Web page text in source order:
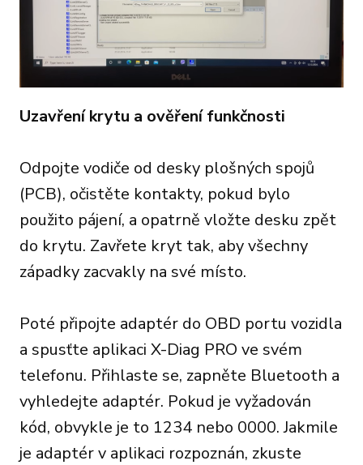
Uzavření krytu a ověření funkčnosti
Odpojte vodiče od desky plošných spojů
(PCB), očistěte kontakty, pokud bylo
použito pájení, a opatrně vložte desku zpět
do krytu. Zavřete kryt tak, aby všechny
západky zacvakly na své místo.
Poté připojte adaptér do OBD portu vozidla
a spusťte aplikaci X-Diag PRO ve svém
telefonu. Přihlaste se, zapněte Bluetooth a
vyhledejte adaptér. Pokud je vyžadován
kód, obvykle je to 1234 nebo 0000. Jakmile
je adaptér v aplikaci rozpoznán, zkuste